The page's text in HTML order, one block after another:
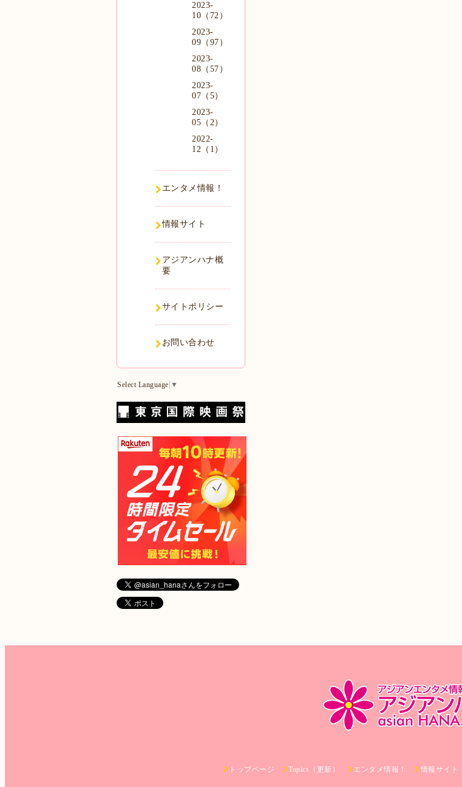
2023-
10（72）
2023-
09（97）
2023-
08（57）
2023-
07（5）
2023-
05（2）
2022-
12（1）
エンタメ情報！
情報サイト
アジアンハナ概
要
サイトポリシー
お問い合わせ
Select Language ▼
トップページ Topics（更新） エンタメ情報！ 情報サイト